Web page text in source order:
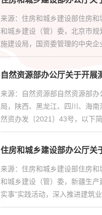
来源：住房和城乡建设部住房
和城乡建设（管）委，北京市
施建设局，国资委管理的中央企
自然资源部办公厅关于开展
来源：自然资源部自然资源部
局，陕西、黑龙江、四川、海
然资办发〔2021〕43号，以下
住房和城乡建设部办公厅关
来源：住房和城乡建设部住房
和城乡建设（管）委，新疆生
实事”实践活动，深入推进建筑